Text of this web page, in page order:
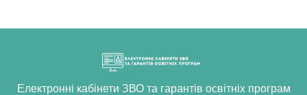
Електронні кабінети ЗВО та гарантів освітніх програм